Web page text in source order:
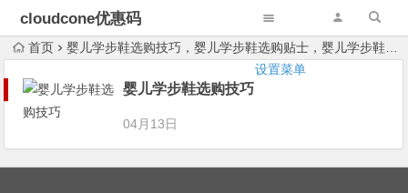
cloudcone优惠码
设置菜单
首页 婴儿学步鞋选购技巧，婴儿学步鞋选购贴士，婴儿学步鞋怎么选购
婴儿学步鞋选购技巧
04月13日